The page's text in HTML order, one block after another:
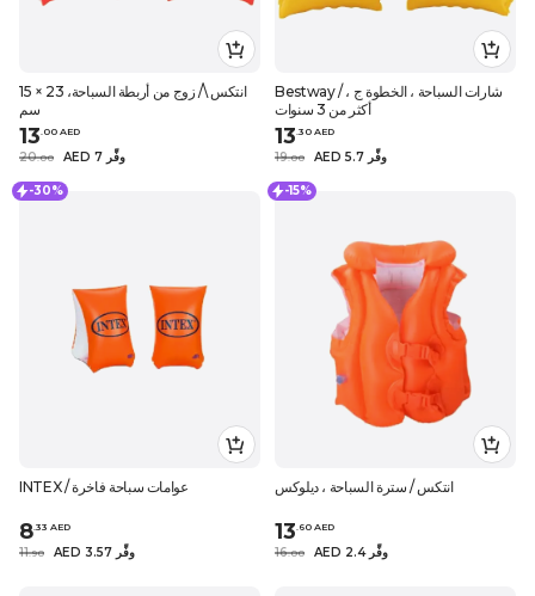
انتكس \/ زوج من أربطة السباحة، 23 × 15
سم
13 00 AED
20.00 AED 7 وفِّر
Bestway / شارات السباحة ، الخطوة ج ،
أكثر من 3 سنوات
13 30 AED
19.00 AED 5.7 وفِّر
-30%
INTEX / عوامات سباحة فاخرة
8 33 AED
11.90 AED 3.57 وفِّر
-15%
انتكس / سترة السباحة ، ديلوكس
13 60 AED
16.00 AED 2.4 وفِّر